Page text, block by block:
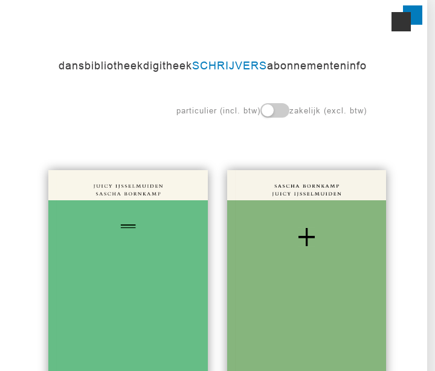
dansbibliotheekdigitheekSCHRIJVERSabonnementeninfo
particulier (incl. btw) zakelijk (excl. btw)